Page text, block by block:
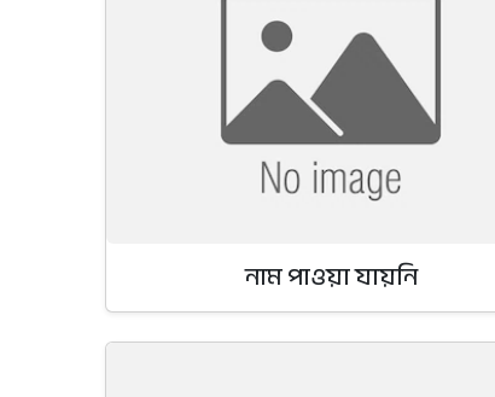
নাম পাওয়া যায়নি